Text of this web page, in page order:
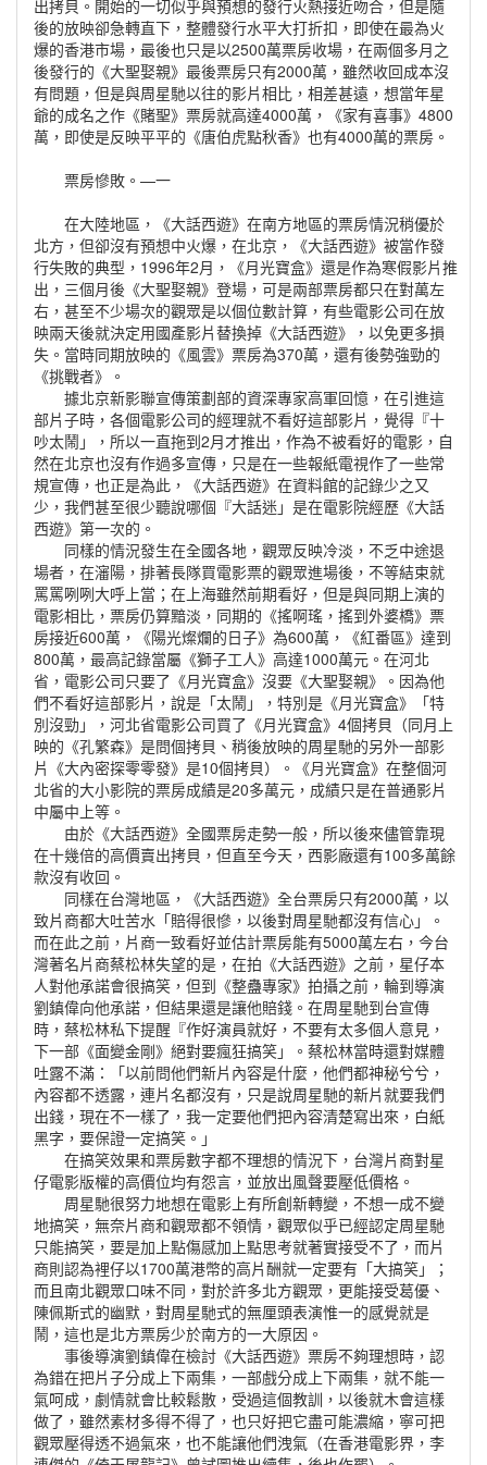
出拷貝。開始的一切似乎與預想的發行火熱接近吻合，但是隨
後的放映卻急轉直下，整體發行水平大打折扣，即使在最為火
爆的香港市場，最後也只是以2500萬票房收場，在兩個多月之
後發行的《大聖娶親》最後票房只有2000萬，雖然收回成本沒
有問題，但是與周星馳以往的影片相比，相差甚遠，想當年星
爺的成名之作《賭聖》票房就高達4000萬，《家有喜事》4800
萬，即使是反映平平的《唐伯虎點秋香》也有4000萬的票房。
票房慘敗。—一
在大陸地區，《大話西遊》在南方地區的票房情況稍優於
北方，但卻沒有預想中火爆，在北京，《大話西遊》被當作發
行失敗的典型，1996年2月，《月光寶盒》還是作為寒假影片推
出，三個月後《大聖娶親》登場，可是兩部票房都只在對萬左
右，甚至不少場次的觀眾是以個位數計算，有些電影公司在放
映兩天後就決定用國產影片替換掉《大話西遊》，以免更多損
失。當時同期放映的《風雲》票房為370萬，還有後勢強勁的
《挑戰者》。
據北京新影聯宣傳策劃部的資深專家高軍回憶，在引進這
部片子時，各個電影公司的經理就不看好這部影片，覺得『十
吵太鬧」，所以一直拖到2月才推出，作為不被看好的電影，自
然在北京也沒有作過多宣傳，只是在一些報紙電視作了一些常
規宣傳，也正是為此，《大話西遊》在資料館的記錄少之又
少，我們甚至很少聽說哪個『大話迷」是在電影院經歷《大話
西遊》第一次的。
同樣的情況發生在全國各地，觀眾反映冷淡，不乏中途退
場者，在瀋陽，排著長隊買電影票的觀眾進場後，不等結束就
罵罵咧咧大呼上當；在上海雖然前期看好，但是與同期上演的
電影相比，票房仍算黯淡，同期的《搖啊瑤，搖到外婆橋》票
房接近600萬，《陽光燦爛的日子》為600萬，《紅番區》達到
800萬，最高記錄當屬《獅子工人》高達1000萬元。在河北
省，電影公司只要了《月光寶盒》沒要《大聖娶親》。因為他
們不看好這部影片，說是「太鬧」，特別是《月光寶盒》「特
別沒勁」，河北省電影公司買了《月光寶盒》4個拷貝（同月上
映的《孔繁森》是問個拷貝、稍後放映的周星馳的另外一部影
片《大內密探零零發》是10個拷貝）。《月光寶盒》在整個河
北省的大小影院的票房成績是20多萬元，成績只是在普通影片
中屬中上等。
由於《大話西遊》全國票房走勢一般，所以後來儘管靠現
在十幾倍的高價賣出拷貝，但直至今天，西影廠還有100多萬餘
款沒有收回。
同樣在台灣地區，《大話西遊》全台票房只有2000萬，以
致片商都大吐苦水「賠得很慘，以後對周星馳都沒有信心」。
而在此之前，片商一致看好並估計票房能有5000萬左右，今台
灣著名片商蔡松林失望的是，在拍《大話西遊》之前，星仔本
人對他承諾會很搞笑，但到《整蠱專家》拍攝之前，輪到導演
劉鎮偉向他承諾，但結果還是讓他賠錢。在周星馳到台宣傳
時，蔡松林私下提醒『作好演員就好，不要有太多個人意見，
下一部《面變金剛》絕對要瘋狂搞笑」。蔡松林當時還對媒體
吐露不滿：「以前問他們新片內容是什麼，他們都神秘兮兮，
內容都不透露，連片名都沒有，只是說周星馳的新片就要我們
出錢，現在不一樣了，我一定要他們把內容清楚寫出來，白紙
黑字，要保證一定搞笑。」
在搞笑效果和票房數字都不理想的情況下，台灣片商對星
仔電影版權的高價位均有怨言，並放出風聲要壓低價格。
周星馳很努力地想在電影上有所創新轉變，不想一成不變
地搞笑，無奈片商和觀眾都不領情，觀眾似乎已經認定周星馳
只能搞笑，要是加上點傷感加上點思考就著實接受不了，而片
商則認為裡仔以1700萬港幣的高片酬就一定要有「大搞笑」；
而且南北觀眾口味不同，對於許多北方觀眾，更能接受葛優、
陳佩斯式的幽默，對周星馳式的無厘頭表演惟一的感覺就是
鬧，這也是北方票房少於南方的一大原因。
事後導演劉鎮偉在檢討《大話西遊》票房不夠理想時，認
為錯在把片子分成上下兩集，一部戲分成上下兩集，就不能一
氣呵成，劇情就會比較鬆散，受過這個教訓，以後就木會這樣
做了，雖然素材多得不得了，也只好把它盡可能濃縮，寧可把
觀眾壓得透不過氣來，也不能讓他們洩氣（在香港電影界，李